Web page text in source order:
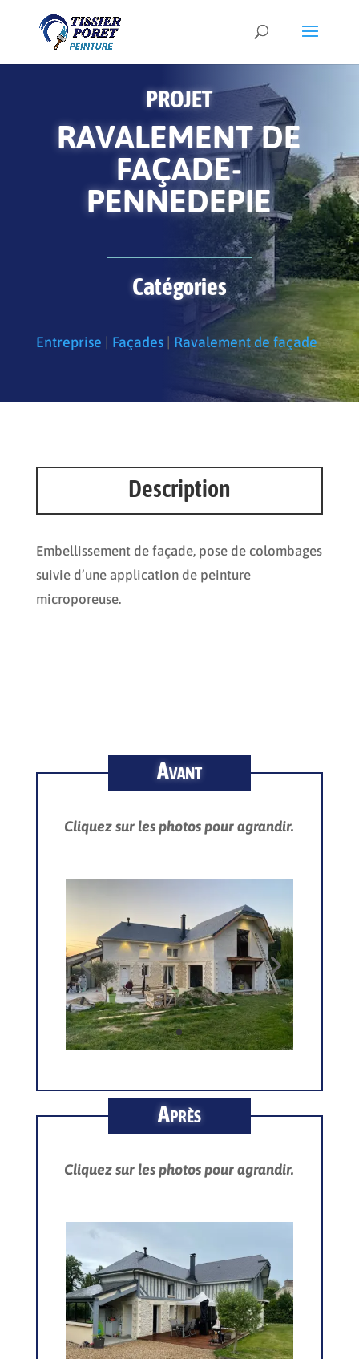
PROJET
RAVALEMENT DE
FAÇADE-
PENNEDEPIE
Catégories
Entreprise Façades| Ravalement de façade
Description
Embellissement de façade, pose de colombages
suivie d’une application de peinture
microporeuse.
Avant
Cliquez sur les photos pour agrandir.
Après
Cliquez sur les photos pour agrandir.